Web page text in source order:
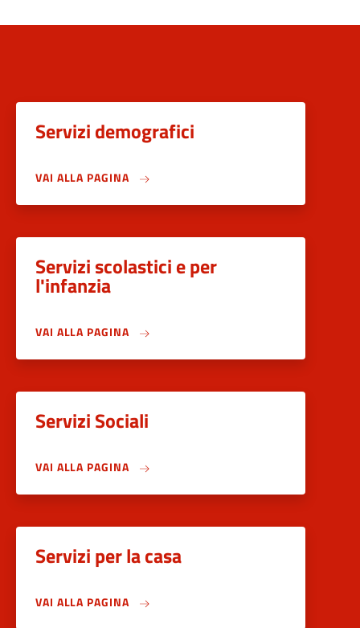
Servizi demografici
VAI ALLA PAGINA
Servizi scolastici e per
l'infanzia
VAI ALLA PAGINA
Servizi Sociali
VAI ALLA PAGINA
Servizi per la casa
VAI ALLA PAGINA